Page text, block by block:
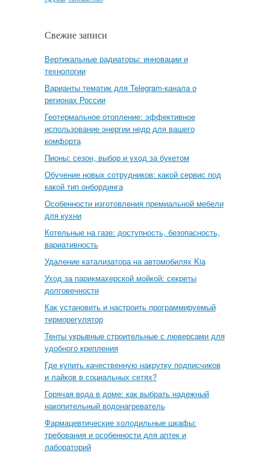
Свежие записи
Вертикальные радиаторы: инновации и
технологии
Варианты тематик для Telegram-канала о
регионах России
Геотермальное отопление: эффективное
использование энергии недр для вашего
комфорта
Пионы: сезон, выбор и уход за букетом
Обучение новых сотрудников: какой сервис под
какой тип онбординга
Особенности изготовления премиальной мебели
для кухни
Котельные на газе: доступность, безопасность,
вариативность
Удаление катализатора на автомобилях Kia
Уход за парикмахерской мойкой: секреты
долговечности
Как установить и настроить программируемый
терморегулятор
Тенты укрывные строительные с люверсами для
удобного крепления
Где купить качественную накрутку подписчиков
и лайков в социальных сетях?
Горячая вода в доме: как выбрать надежный
накопительный водонагреватель
Фармацевтические холодильные шкафы:
требования и особенности для аптек и
лабораторий